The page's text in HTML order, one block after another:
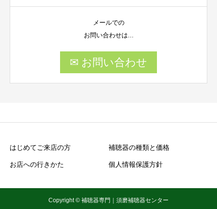
メールでの
お問い合わせは...
✉ お問い合わせ
はじめてご来店の方 補聴器の種類と価格
お店への行きかた 個人情報保護方針
Copyright © 補聴器専門｜須磨補聴器センター